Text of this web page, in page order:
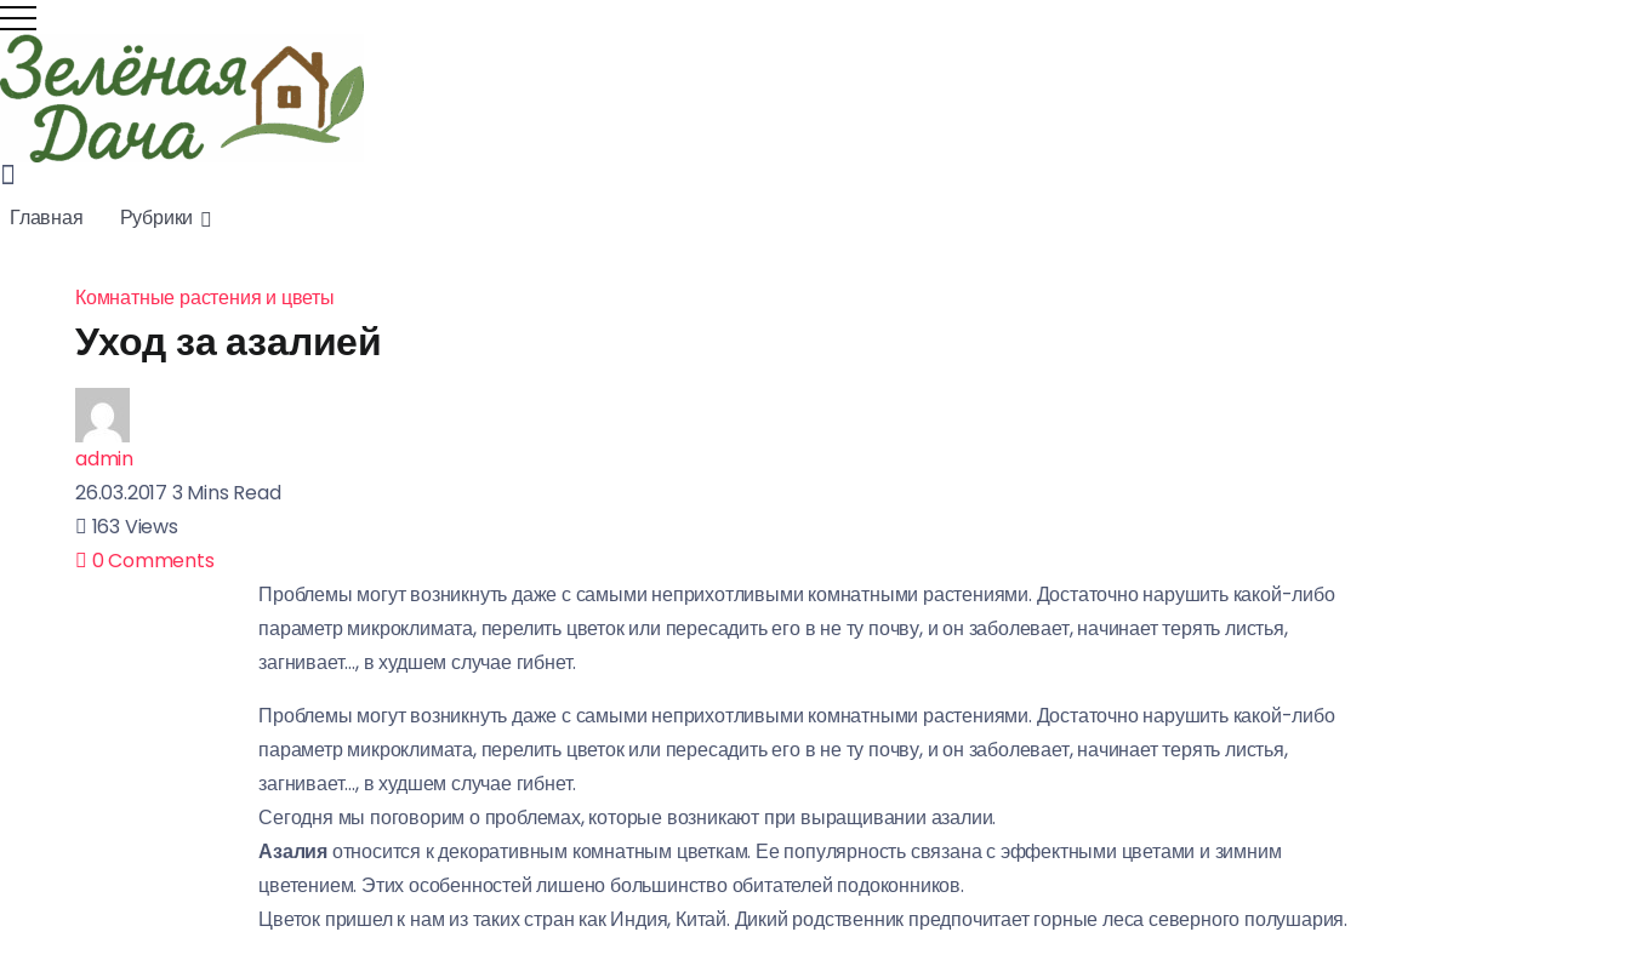
Советы
по
выращи
редиса
полный
гайд для
богатого
01.08.2026
Главная Рубрики
Комнатные растения и цветы
Уход за азалией
admin
26.03.2017 3 Mins Read
163 Views
0Comments
Проблемы могут возникнуть даже с самыми неприхотливыми комнатными растениями. Достаточно нарушить какой-либо
параметр микроклимата, перелить цветок или пересадить его в не ту почву, и он заболевает, начинает терять листья,
загнивает…, в худшем случае гибнет.
Проблемы могут возникнуть даже с самыми неприхотливыми комнатными растениями. Достаточно нарушить какой-либо
параметр микроклимата, перелить цветок или пересадить его в не ту почву, и он заболевает, начинает терять листья,
загнивает…, в худшем случае гибнет.
Сегодня мы поговорим о проблемах, которые возникают при выращивании азалии.
Азалияотносится к декоративным комнатным цветкам. Ее популярность связана с эффектными цветами и зимним
цветением. Этих особенностей лишено большинство обитателей подоконников.
Цветок пришел к нам из таких стран как Индия, Китай. Дикий родственник предпочитает горные леса северного полушария.